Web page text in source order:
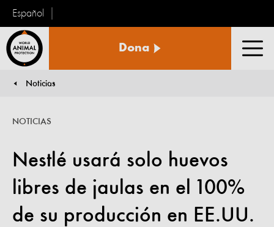
Español
Animal
Dona
Noticias
Nestlé usará solo huevos
libres de jaulas en el 100%
de su producción en EE.UU.
NOTICIAS